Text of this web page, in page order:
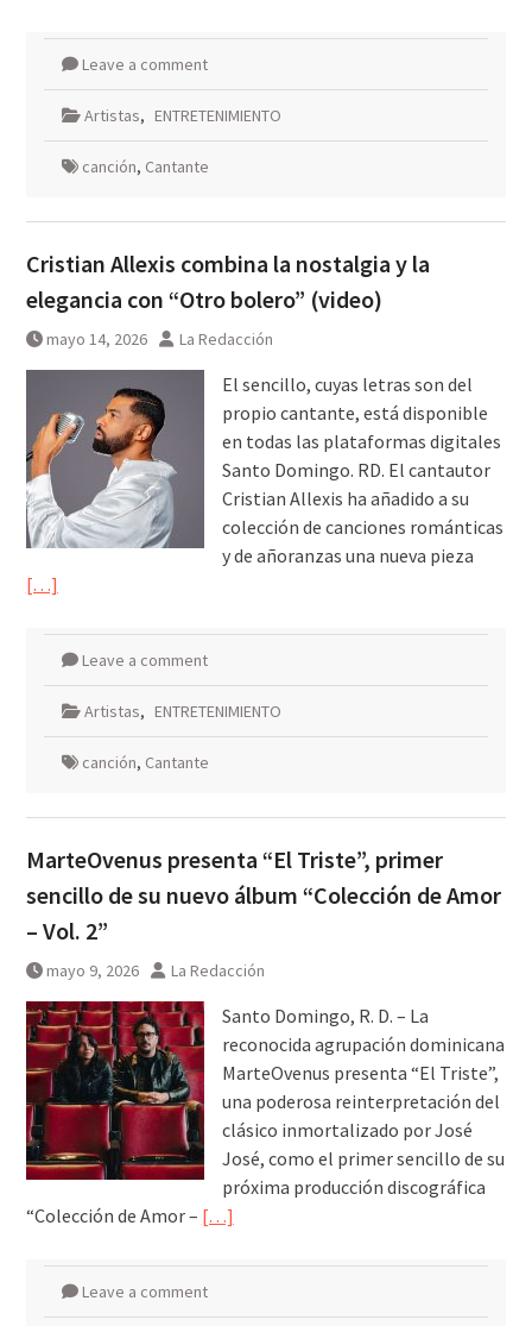
Leave a comment
Artistas, ENTRETENIMIENTO
canción, Cantante
Cristian Allexis combina la nostalgia y la
elegancia con “Otro bolero” (video)
mayo 14, 2026 La Redacción
El sencillo, cuyas letras son del
propio cantante, está disponible
en todas las plataformas digitales
Santo Domingo. RD. El cantautor
Cristian Allexis ha añadido a su
colección de canciones románticas
y de añoranzas una nueva pieza
[…]
Leave a comment
Artistas, ENTRETENIMIENTO
canción, Cantante
MarteOvenus presenta “El Triste”, primer
sencillo de su nuevo álbum “Colección de Amor
– Vol. 2”
mayo 9, 2026 La Redacción
Santo Domingo, R. D. – La
reconocida agrupación dominicana
MarteOvenus presenta “El Triste”,
una poderosa reinterpretación del
clásico inmortalizado por José
José, como el primer sencillo de su
próxima producción discográfica
“Colección de Amor – […]
Leave a comment